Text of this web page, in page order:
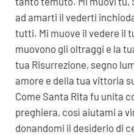
ad amarti il vederti
tutti. Mi muove il vedere il
muovono gli oltraggi e la
tua Risurrezione, segno
amore e della tua vittoria
Come Santa Rita fu unita
preghiera, così aiutami a
donandomi il desiderio di